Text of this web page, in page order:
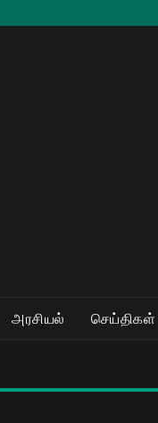
அரசியல் செய்திகள்